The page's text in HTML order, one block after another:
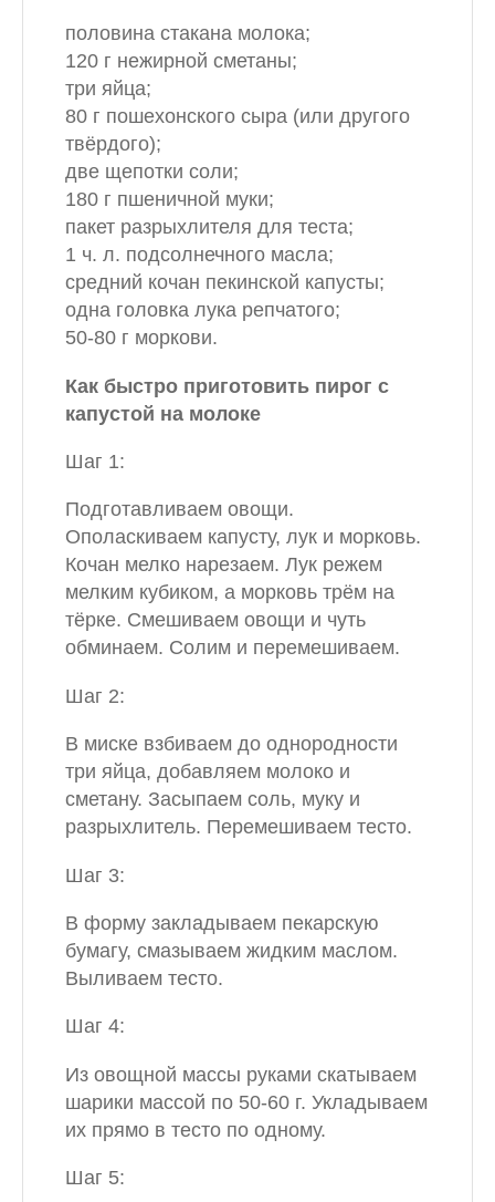
половина стакана молока;
120 г нежирной сметаны;
три яйца;
80 г пошехонского сыра (или другого
твёрдого);
две щепотки соли;
180 г пшеничной муки;
пакет разрыхлителя для теста;
1 ч. л. подсолнечного масла;
средний кочан пекинской капусты;
одна головка лука репчатого;
50-80 г моркови.
Как быстро приготовить пирог с
капустой на молоке
Шаг 1:
Подготавливаем овощи.
Ополаскиваем капусту, лук и морковь.
Кочан мелко нарезаем. Лук режем
мелким кубиком, а морковь трём на
тёрке. Смешиваем овощи и чуть
обминаем. Солим и перемешиваем.
Шаг 2:
В миске взбиваем до однородности
три яйца, добавляем молоко и
сметану. Засыпаем соль, муку и
разрыхлитель. Перемешиваем тесто.
Шаг 3:
В форму закладываем пекарскую
бумагу, смазываем жидким маслом.
Выливаем тесто.
Шаг 4:
Из овощной массы руками скатываем
шарики массой по 50-60 г. Укладываем
их прямо в тесто по одному.
Шаг 5: